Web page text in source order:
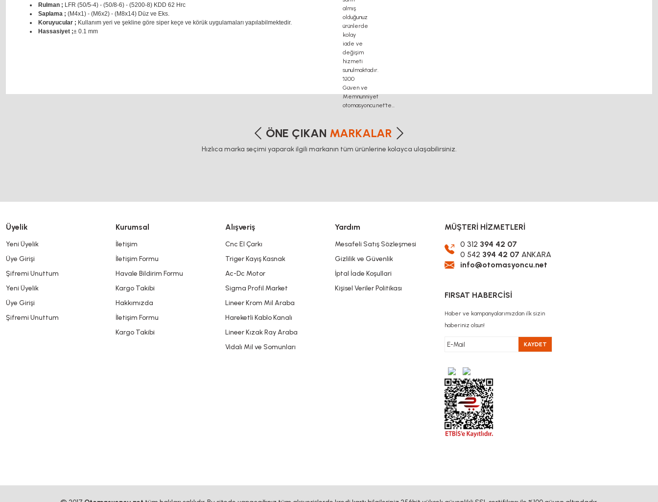
Rulman ; LFR (50/5-4) - (50/8-6) - (5200-8) KDD 62 Hrc
Saplama ; (M4x1) - (M6x2) - (M8x14) Düz ve Eks.
Koruyucular ; Kullanım yeri ve şekline göre siper keçe ve körük uygulamaları yapılabilmektedir.
Hassasiyet ;± 0.1 mm
Bu ürünün fiyat bilgisi, resim, ürün açıklamalarında ve diğer konularda yetersiz gördüğünüz noktaları öneri formunu kullanarak tarafımıza iletebilirsiniz.
ÖNE ÇIKAN MARKALAR
Hızlıca marka seçimi yaparak ilgili markanın tüm ürünlerine kolayca ulaşabilirsiniz.
Üyelik
Yeni Üyelik
Üye Girişi
Şifremi Unuttum
Yeni Üyelik
Üye Girişi
Şifremi Unuttum
Kurumsal
İletişim
İletişim Formu
Havale Bildirim Formu
Kargo Takibi
Hakkımızda
İletişim Formu
Kargo Takibi
Alışveriş
Cnc El Çarkı
Triger Kayış Kasnak
Ac-Dc Motor
Sigma Profil Market
Lineer Krom Mil Araba
Hareketli Kablo Kanalı
Lineer Kızak Ray Araba
Vidalı Mil ve Somunları
Yardım
Mesafeli Satış Sözleşmesi
Gizlilik ve Güvenlik
İptal İade Koşullari
Kişisel Veriler Politikası
MÜŞTERİ HİZMETLERİ
0 312 394 42 07
0 542 394 42 07 ANKARA
info@otomasyoncu.net
FIRSAT HABERCİSİ
Haber ve kampanyalarımızdan ilk sizin
haberiniz olsun!
KAYDET